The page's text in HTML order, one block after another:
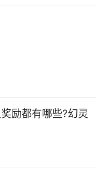
励都有哪些?幻灵